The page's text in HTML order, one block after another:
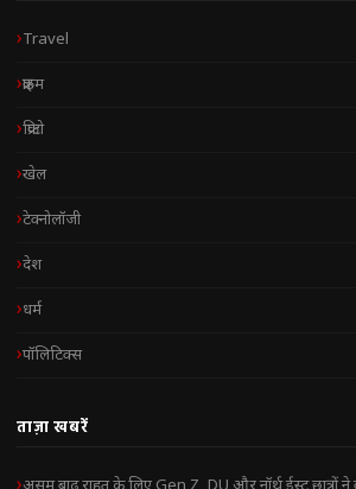
Travel
क्राइम
क्रिप्टो
खेल
टेक्नोलॉजी
देश
धर्म
पॉलिटिक्स
ताज़ा खबरें